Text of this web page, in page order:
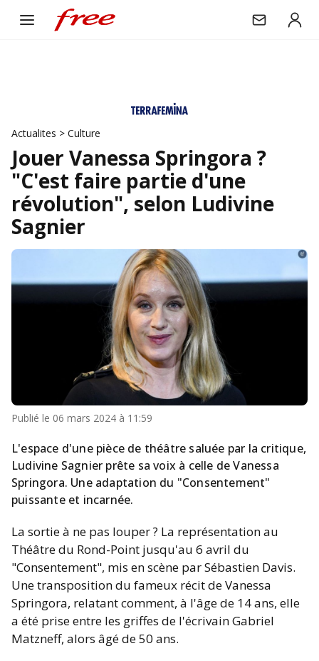
Actualites > Culture
Jouer Vanessa Springora ?
"C'est faire partie d'une
révolution", selon Ludivine
Sagnier
Publié le 06 mars 2024 à 11:59
L'espace d'une pièce de théâtre saluée par la critique,
Ludivine Sagnier prête sa voix à celle de Vanessa
Springora. Une adaptation du "Consentement"
puissante et incarnée.
La sortie à ne pas louper ? La représentation au
Théâtre du Rond-Point jusqu'au 6 avril du
"Consentement", mis en scène par Sébastien Davis.
Une transposition du fameux récit de Vanessa
Springora, relatant comment, à l'âge de 14 ans, elle
a été prise entre les griffes de l'écrivain Gabriel
Matzneff, alors âgé de 50 ans.